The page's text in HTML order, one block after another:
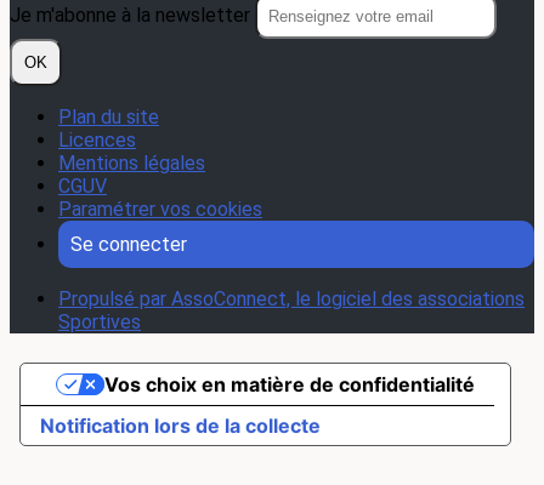
Je m'abonne à la newsletter
OK
Plan du site
Licences
Mentions légales
CGUV
Paramétrer vos cookies
Se connecter
Propulsé par AssoConnect, le logiciel des associations
Sportives
Notification lors de la collecte
Vos choix en matière de confidentialité